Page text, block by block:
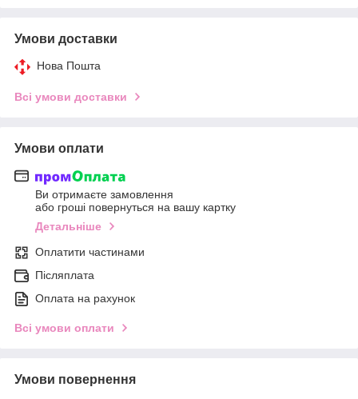
Умови доставки
Нова Пошта
Всі умови доставки
Умови оплати
Ви отримаєте замовлення
або гроші повернуться на вашу картку
Детальніше
Оплатити частинами
Післяплата
Оплата на рахунок
Всі умови оплати
Умови повернення